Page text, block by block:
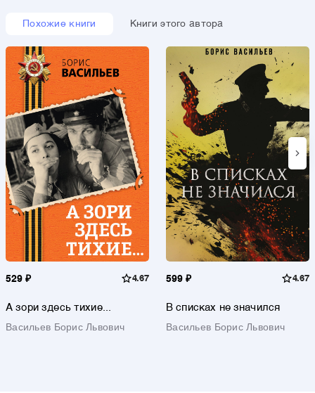
Похожие книги Книги этого автора
529 ₽ 4.67
А зори здесь тихие...
Васильев Борис Львович
599 ₽ 4.67
В списках не значился
Васильев Борис Львович